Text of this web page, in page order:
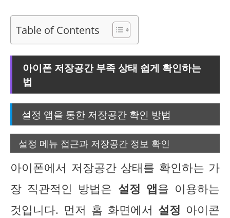
Table of Contents
아이폰 저장공간 부족 상태 쉽게 확인하는
법
설정 앱을 통한 저장공간 확인 방법
설정 메뉴 접근과 저장공간 정보 확인
아이폰에서 저장공간 상태를 확인하는 가
장 직관적인 방법은 설정 앱을 이용하는
것입니다. 먼저 홈 화면에서 설정 아이콘